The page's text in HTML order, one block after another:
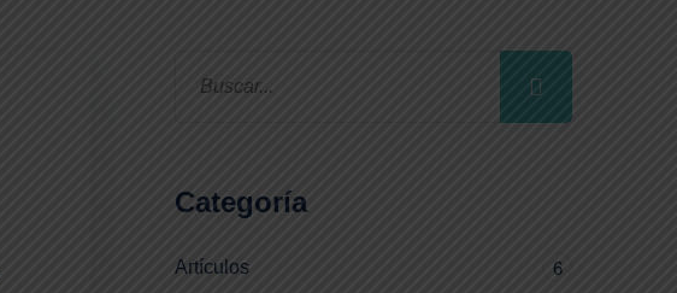
Categoría
Artículos 6